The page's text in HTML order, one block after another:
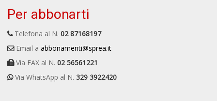
Per abbonarti
Telefona al N. 02 87168197
Email a abbonamenti@sprea.it
Via FAX al N. 02 56561221
Via WhatsApp al N. 329 3922420